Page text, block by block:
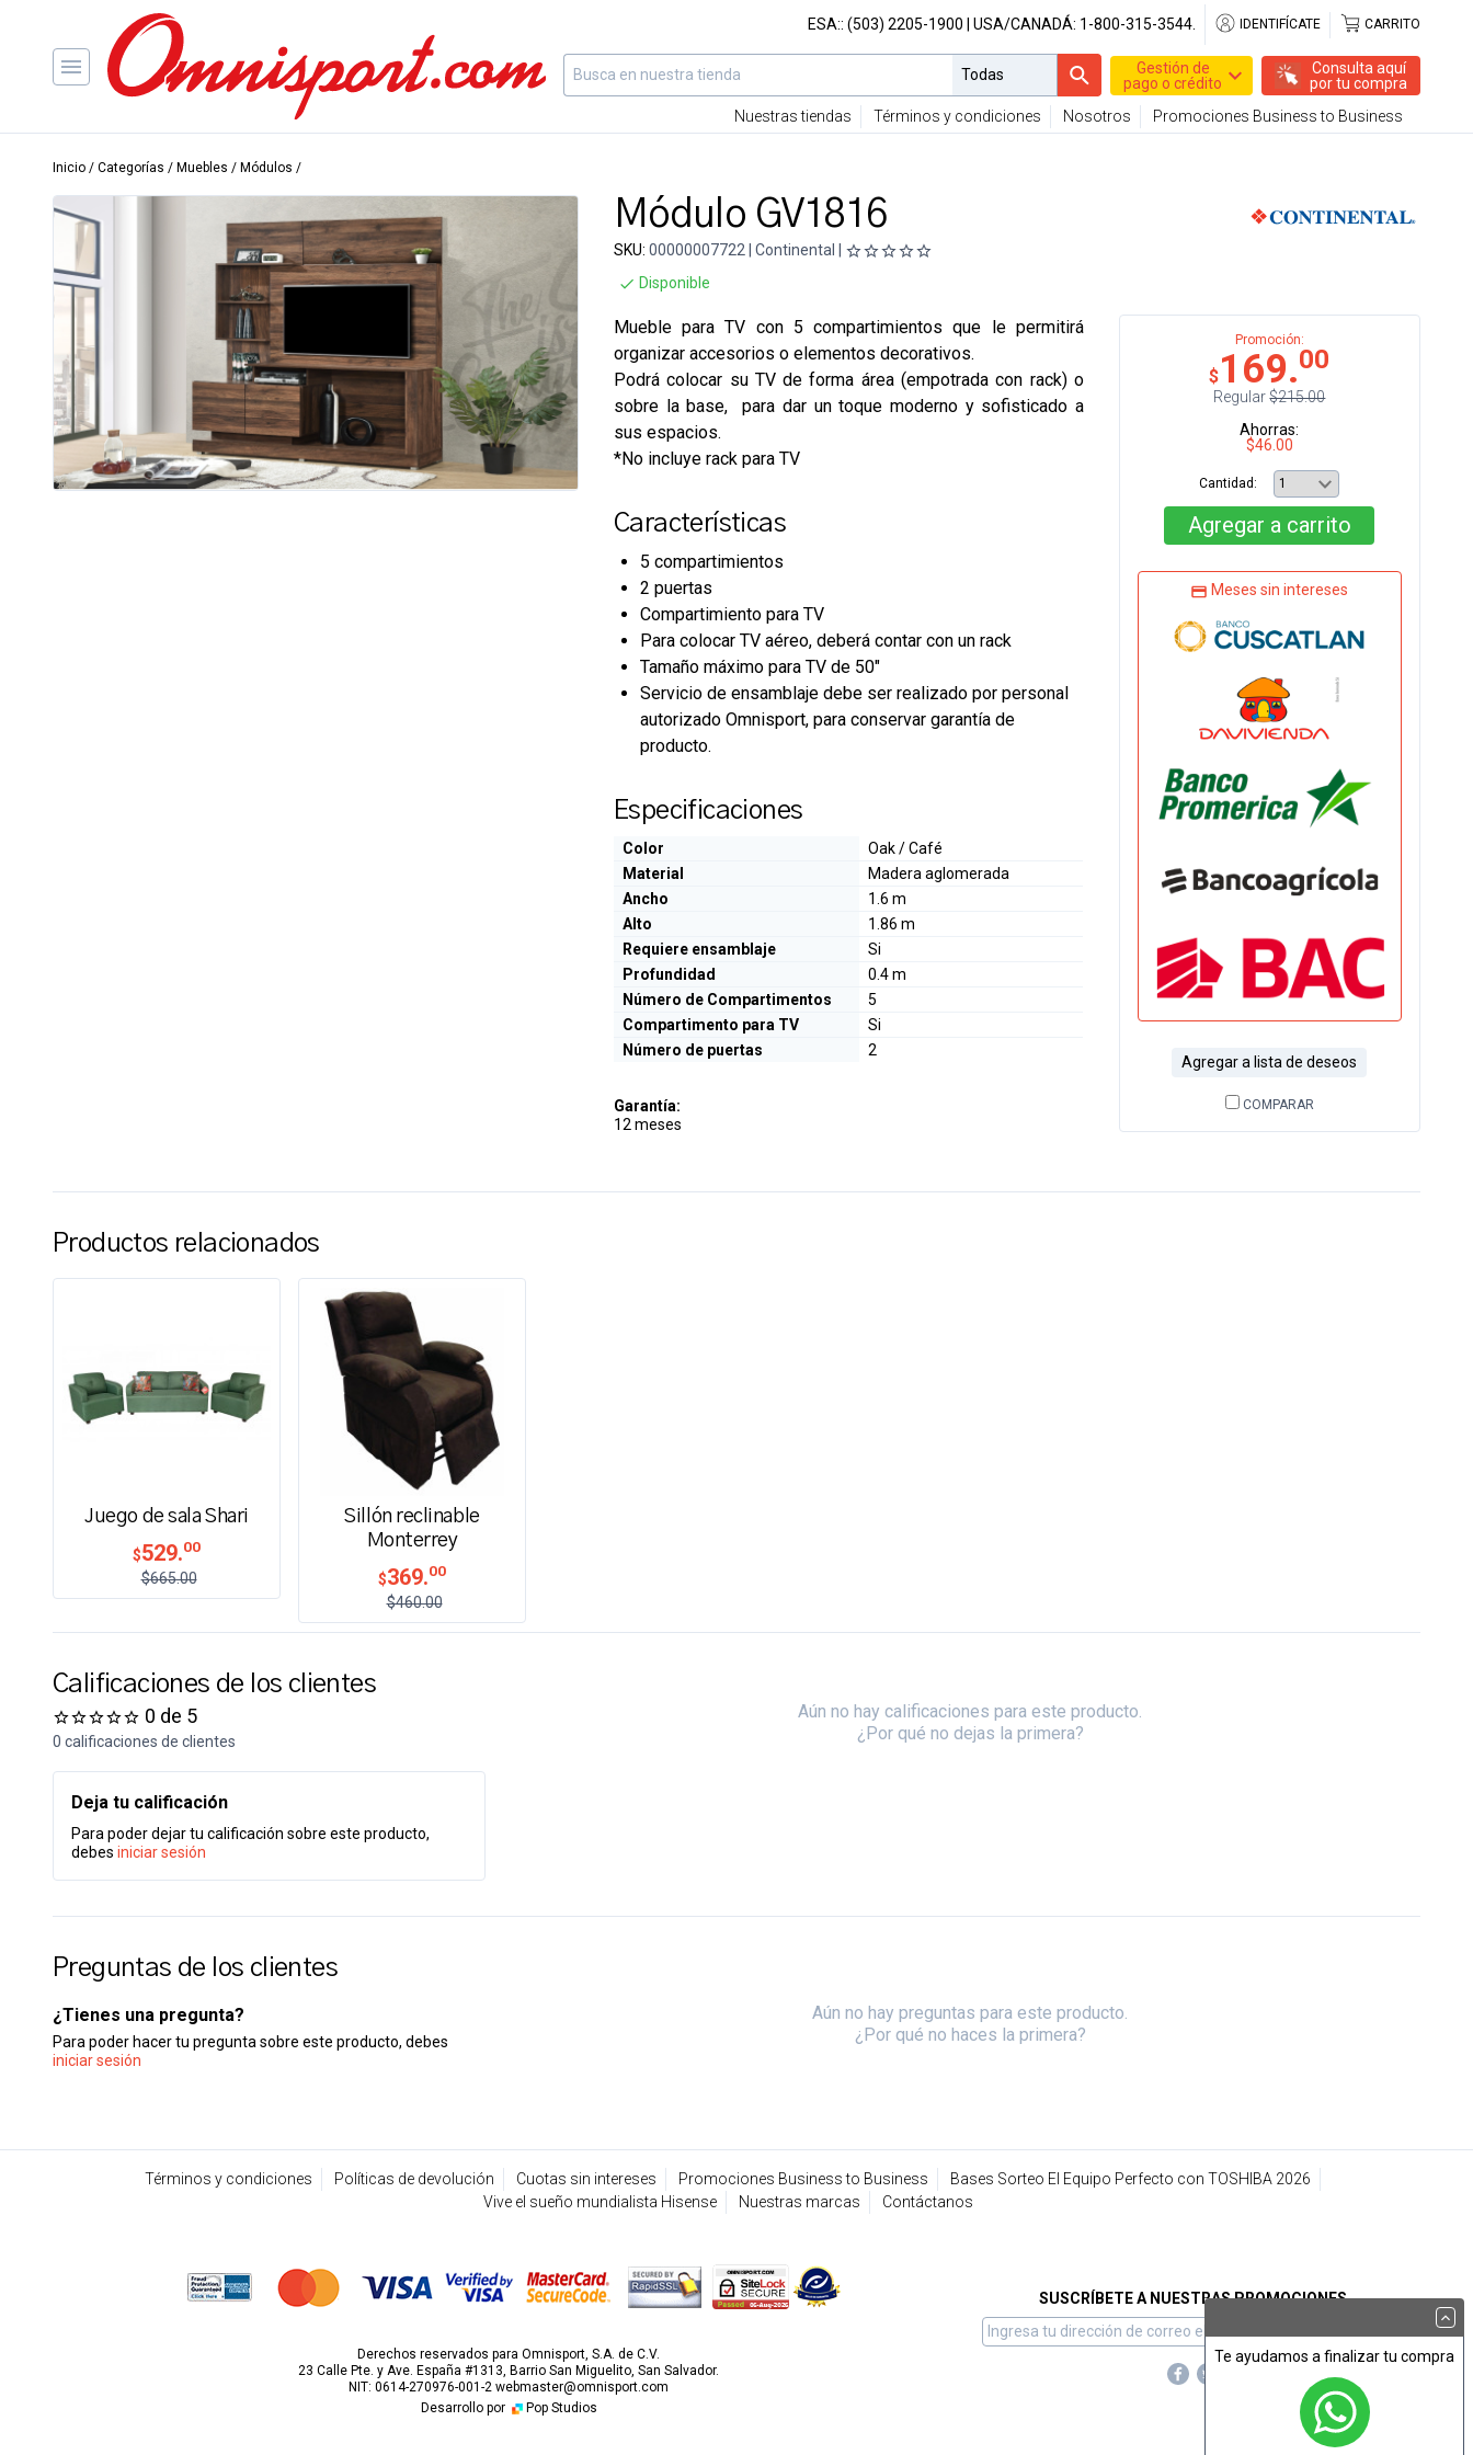
Te ayudamos a finalizar tu compra
ESA:: (503) 2205-1900 | USA/CANADÁ: 1-800-315-3544. IDENTIFÍCATE CARRITO
Gestión de
pago o crédito
Consulta aquí
por tu compra
Nuestras tiendas
Términos y condiciones Nosotros Promociones Business to Business
Inicio / Categorías / Muebles / Módulos /
Módulo GV1816
SKU: 00000007722 | Continental |
Disponible
Promoción:
$169.00
Regular$215.00
Ahorras:
$46.00
Cantidad:
Agregar a carrito
Meses sin intereses
Agregar a lista de deseos
COMPARAR
Mueble para TV con 5 compartimientos que le permitirá
organizar accesorios o elementos decorativos.
Podrá colocar su TV de forma área (empotrada con rack) o
sobre la base, para dar un toque moderno y sofisticado a
sus espacios.
*No incluye rack para TV
Características
5 compartimientos
2 puertas
Compartimiento para TV
Para colocar TV aéreo, deberá contar con un rack
Tamaño máximo para TV de 50"
Servicio de ensamblaje debe ser realizado por personal
autorizado Omnisport, para conservar garantía de
producto.
Especificaciones
Color
Oak / Café
Material
Madera aglomerada
Ancho
1.6 m
Alto
1.86 m
Requiere ensamblaje
Si
Profundidad
0.4 m
Número de Compartimentos
5
Compartimento para TV
Si
Número de puertas
2
Garantía:
12 meses
Productos relacionados
Juego de sala Shari
$529.00
$665.00
Sillón reclinable
Monterrey
$369.00
$460.00
Calificaciones de los clientes
0 de 5
0 calificaciones de clientes
Deja tu calificación
Para poder dejar tu calificación sobre este producto,
debes iniciar sesión
Aún no hay calificaciones para este producto.
¿Por qué no dejas la primera?
Preguntas de los clientes
¿Tienes una pregunta?
Para poder hacer tu pregunta sobre este producto, debes
iniciar sesión
Aún no hay preguntas para este producto.
¿Por qué no haces la primera?
Términos y condiciones Políticas de devolución Cuotas sin intereses Promociones Business to Business
Bases Sorteo El Equipo Perfecto con TOSHIBA 2026
Vive el sueño mundialista Hisense
Nuestras marcas Contáctanos
SUSCRÍBETE A NUESTRAS PROMOCIONES
Derechos reservados para Omnisport, S.A. de C.V.
23 Calle Pte. y Ave. España #1313, Barrio San Miguelito, San Salvador.
NIT: 0614-270976-001-2 webmaster@omnisport.com
Desarrollo por
Pop Studios